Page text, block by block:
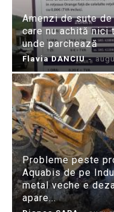
Amenzi de sute
care nu achită nici
unde parchează
Flavia DANCIU -
Probleme peste
Aquabis de pe
metal veche e
apare...